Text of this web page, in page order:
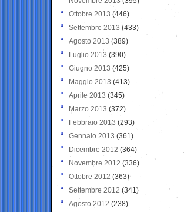
Ottobre 2013 (446)
Settembre 2013 (433)
Agosto 2013 (389)
Luglio 2013 (390)
Giugno 2013 (425)
Maggio 2013 (413)
Aprile 2013 (345)
Marzo 2013 (372)
Febbraio 2013 (293)
Gennaio 2013 (361)
Dicembre 2012 (364)
Novembre 2012 (336)
Ottobre 2012 (363)
Settembre 2012 (341)
Agosto 2012 (238)